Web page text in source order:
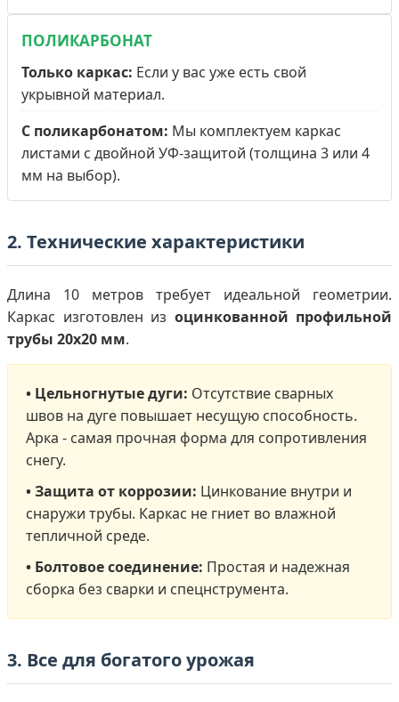
ПОЛИКАРБОНАТ
Только каркас: Если у вас уже есть свой
укрывной материал.
С поликарбонатом: Мы комплектуем каркас
листами с двойной УФ-защитой (толщина 3 или 4
мм на выбор).
2. Технические характеристики
Длина 10 метров требует идеальной геометрии.
Каркас изготовлен из оцинкованной профильной
трубы 20х20 мм.
• Цельногнутые дуги: Отсутствие сварных
швов на дуге повышает несущую способность.
Арка - самая прочная форма для сопротивления
снегу.
• Защита от коррозии: Цинкование внутри и
снаружи трубы. Каркас не гниет во влажной
тепличной среде.
• Болтовое соединение: Простая и надежная
сборка без сварки и спецнструмента.
3. Все для богатого урожая